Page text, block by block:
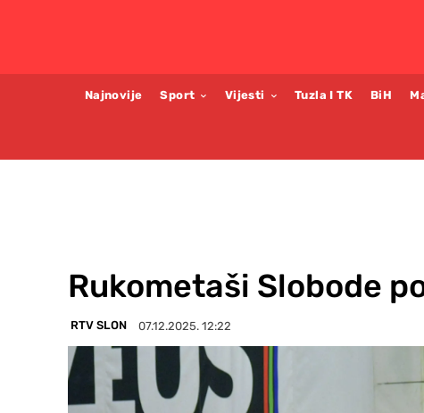
Najnovije Sport Vijesti Tuzla I TK BiH
Rukometaši Slobode
RTV SLON 07.12.2025. 12:22